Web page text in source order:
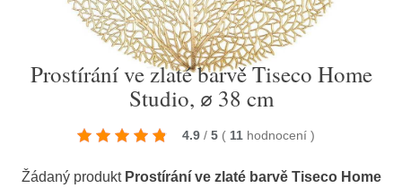
Prostírání ve zlaté barvě Tiseco Home
Studio, ⌀ 38 cm
4.9 / 5 ( 11 hodnocení )
Žádaný produkt Prostírání ve zlaté barvě Tiseco Home